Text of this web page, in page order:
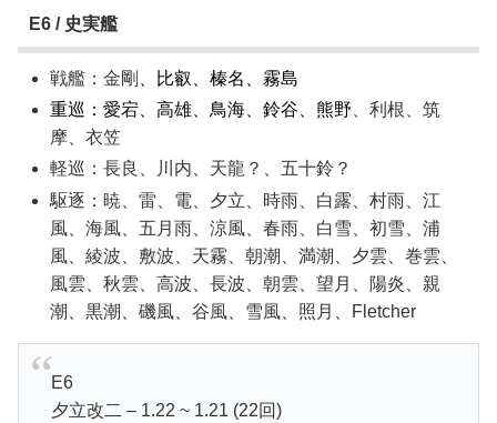
E6 / 史実艦
戦艦：金剛
、比叡、榛名、霧島
重巡：愛宕、高雄、鳥海、鈴谷、熊野 、利根、筑
摩、衣笠
軽巡：長良、川内、天龍？、五十鈴？
駆逐：暁、雷、電、夕立、時雨、白露、村雨、江
風、海風、五月雨、涼風、春雨、白雪、初雪、浦
風、綾波、敷波、天霧、朝潮、満潮、夕雲、巻雲、
風雲、秋雲、高波、長波、朝雲、望月、陽炎、親
潮、黒潮、磯風、谷風、雪風、照月、Fletcher
E6
夕立改二 – 1.22 ~ 1.21 (22回)